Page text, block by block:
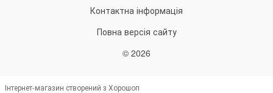
Контактна інформація
Повна версія сайту
© 2026
Інтернет-магазин створений з Хорошоп